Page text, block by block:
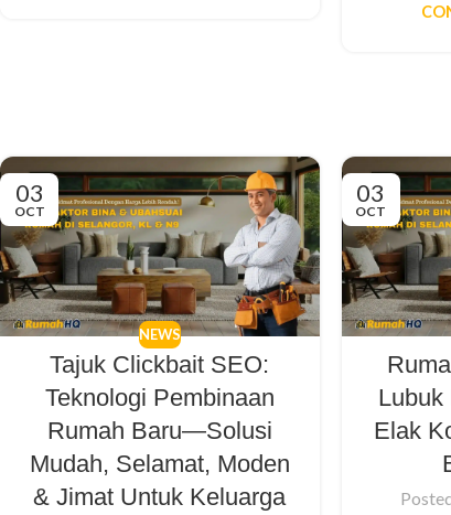
03
OCT
NEWS
Tajuk Clickbait SEO:
Teknologi Pembinaan
Rumah Baru—Solusi
Mudah, Selamat, Moden
& Jimat Untuk Keluarga
03
OCT
Lubuk
Elak